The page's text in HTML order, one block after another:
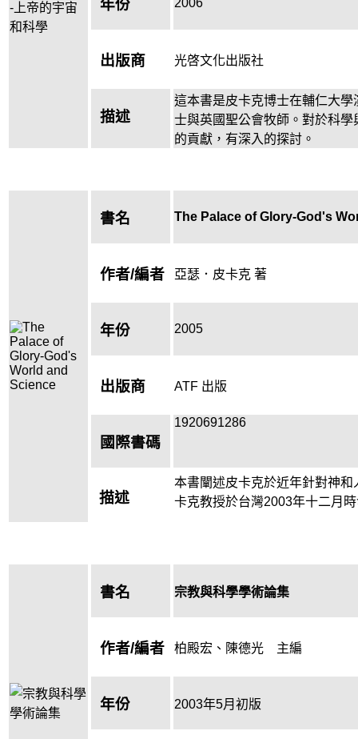
年份
出版商 光啓文化出版社
描述
這本書是皮卡克博士在輔仁大
士與英國聖公會牧師。對於科
的貢獻，有深入的探討。
書名 The Palace of Glory-God's
作者/編者 亞瑟．皮卡克 著
年份 2005
出版商 ATF 出版
國際書碼
1920691286
描述
本書闡述皮卡克於近年針對神
卡克教授於台灣2003年十二月
書名 宗教與科學學術論集
作者/編者 柏殿宏、陳德光 主編
年份 2003年5月初版